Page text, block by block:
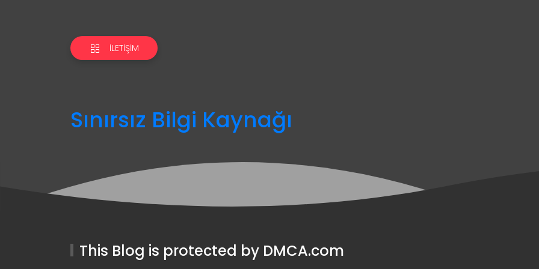
İLETIŞIM
Sınırsız Bilgi Kaynağı
This Blog is protected by DMCA.com